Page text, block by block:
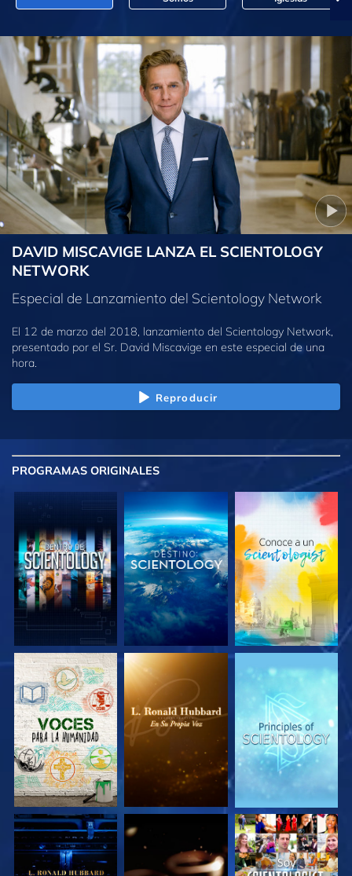
DAVID MISCAVIGE LANZA EL SCIENTOLOGY
NETWORK
Especial de Lanzamiento del Scientology Network
El 12 de marzo del 2018, lanzamiento del Scientology Network,
presentado por el Sr. David Miscavige en este especial de una
hora.
Reproducir
PROGRAMAS ORIGINALES
EXPLORA LAS
SERIES
EXPLORA LAS
SERIES
EXPLORA LAS
SERIES
EXPLORA LAS
EXPLORA LAS
VE